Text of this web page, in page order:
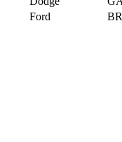
Ford